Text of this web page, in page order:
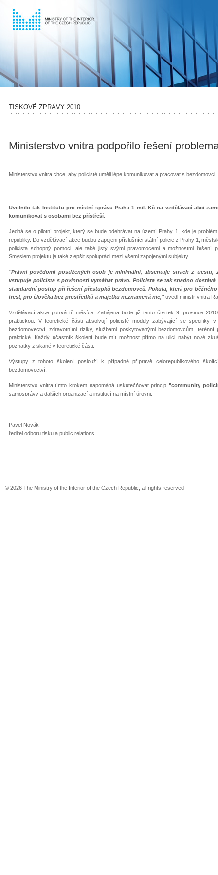
TISKOVÉ ZPRÁVY 2010
Ministerstvo vnitra podpořilo řešení
Ministerstvo vnitra chce, aby policisté uměli lépe komunikovat a pracovat s bezdomovci.
Uvolnilo tak Institutu pro místní správu Praha 1 mil. Kč na vzdělávací akci
komunikovat s osobami bez přístřeší.
Jedná se o pilotní projekt, který se bude odehrávat na území Prahy 1, kde je
republiky. Do vzdělávací akce budou zapojeni příslušníci státní policie z Prahy 1,
policista schopný pomoci, ale také jistý svými pravomocemi a možnostmi řešení
Smyslem projektu je také zlepšit spolupráci mezi všemi zapojenými subjekty.
"Právní povědomí postižených osob je minimální, absentuje strach z trestu,
vstupuje policista s povinností vymáhat právo. Policista se tak snadno
standardní postup při řešení přestupků bezdomovců. Pokuta, která pro
trest, pro člověka bez prostředků a majetku neznamená nic,"uvedl ministr vnitra
Vzdělávací akce potrvá tři měsíce. Zahájena bude již tento čtvrtek 9. prosince
praktickou. V teoretické části absolvují policisté moduly zabývající se specifiky v
bezdomovectví, zdravotními riziky, službami poskytovanými bezdomovcům,
praktické. Každý účastník školení bude mít možnost přímo na ulici nabýt nové
poznatky získané v teoretické části.
Výstupy z tohoto školení poslouží k případné přípravě celorepublikového
bezdomovectví.
Ministerstvo vnitra tímto krokem napomáhá uskutečňovat princip"community
samosprávy a dalších organizací a institucí na místní úrovni.
Pavel Novák
ředitel odboru tisku a public relations
© 2026 The Ministry of the Interior of the Czech Republic, all rights reserved